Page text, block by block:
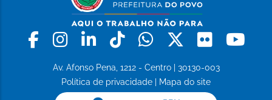
Facebook
Instagram
LinkedinTiktokWhatsapp
X Flickr
Av. Afonso Pena, 1212 - Centro | 30130-003
Política de privacidade
Mapa do site